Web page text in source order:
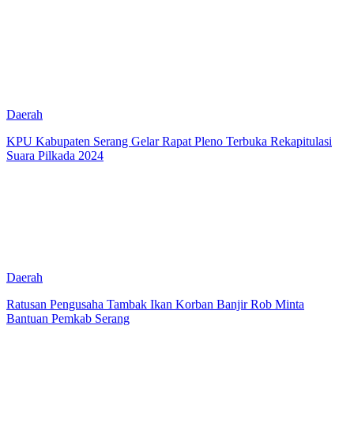
Daerah
KPU Kabupaten Serang Gelar Rapat Pleno Terbuka Rekapitulasi
Suara Pilkada 2024
Daerah
Ratusan Pengusaha Tambak Ikan Korban Banjir Rob Minta
Bantuan Pemkab Serang